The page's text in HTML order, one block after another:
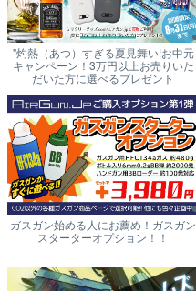
"灼熱（あつ）すぎる夏見舞い!お中元
キャンペーン！3万円以上お売りいた
だいた方に選べるプレゼント
ガスガン始める人にお薦め！ガスガン
スターターオプション！！